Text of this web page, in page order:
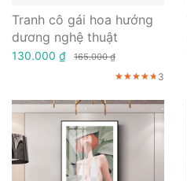
Tranh cô gái hoa hướng
dương nghệ thuật
130.000 ₫ 165.000 ₫
★★★★★
★★★★★
★★★★★ 3